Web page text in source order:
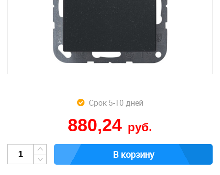
Срок 5-10 дней
880,24 руб.
В корзину